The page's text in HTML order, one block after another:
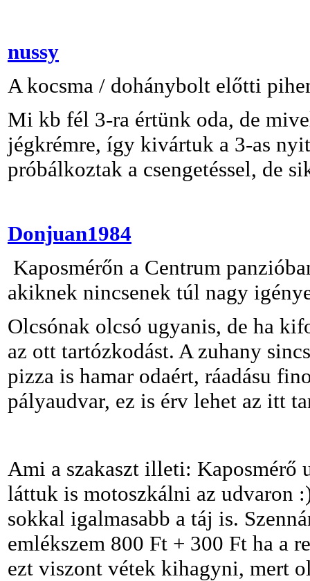
nussy
A kocsma / dohánybolt előtti
Mi kb fél 3-ra értünk oda, de
jégkrémre, így kivártuk a 3-as
próbálkoztak a csengetéssel, de
Donjuan1984
Kaposmérőn a Centrum
akiknek nincsenek túl nagy
Olcsónak olcsó ugyanis, de ha
az ott tartózkodást. A zuhany
pizza is hamar odaért, ráadásu
pályaudvar, ez is érv lehet az itt
Ami a szakaszt illeti: Kaposmérő
láttuk is motoszkálni az udvaron
sokkal igalmasabb a táj is.
emlékszem 800 Ft + 300 Ft ha a
ezt viszont vétek kihagyni, mert